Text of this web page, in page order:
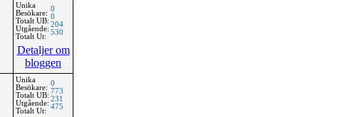
Unika
Besökare:
Totalt UB:
Utgående:
Totalt Ut:
0
0
204
530
Detaljer om
bloggen
Unika
Besökare:
Totalt UB:
Utgående:
Totalt Ut:
0
773
231
475